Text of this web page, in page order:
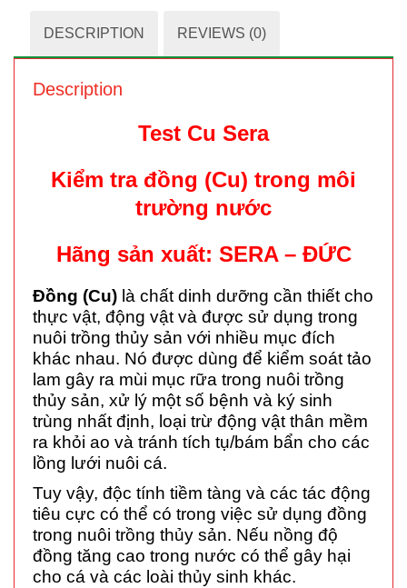
DESCRIPTION REVIEWS (0)
Description
Test Cu Sera
Kiểm tra đồng (Cu) trong môi
trường nước
Hãng sản xuất: SERA – ĐỨC
Đồng (Cu) là chất dinh dưỡng cần thiết cho
thực vật, động vật và được sử dụng trong
nuôi trồng thủy sản với nhiều mục đích
khác nhau. Nó được dùng để kiểm soát tảo
lam gây ra mùi mục rữa trong nuôi trồng
thủy sản, xử lý một số bệnh và ký sinh
trùng nhất định, loại trừ động vật thân mềm
ra khỏi ao và tránh tích tụ/bám bẩn cho các
lồng lưới nuôi cá.
Tuy vậy, độc tính tiềm tàng và các tác động
tiêu cực có thể có trong việc sử dụng đồng
trong nuôi trồng thủy sản. Nếu nồng độ
đồng tăng cao trong nước có thể gây hại
cho cá và các loài thủy sinh khác.